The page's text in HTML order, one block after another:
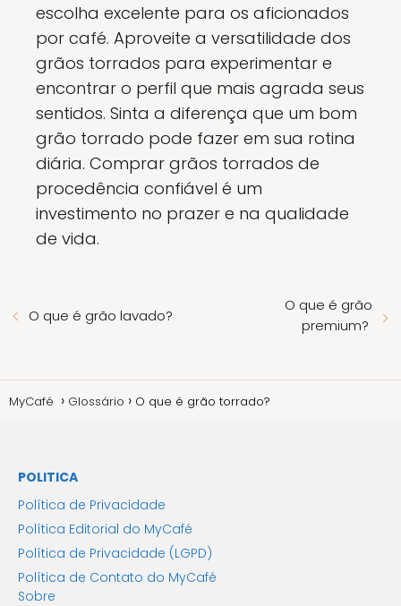
escolha excelente para os aficionados
por café. Aproveite a versatilidade dos
grãos torrados para experimentar e
encontrar o perfil que mais agrada seus
sentidos. Sinta a diferença que um bom
grão torrado pode fazer em sua rotina
diária. Comprar grãos torrados de
procedência confiável é um
investimento no prazer e na qualidade
de vida.
O que é grão lavado?
O que é grão
premium?
MyCafé Glossário O que é grão torrado?
POLITICA
Política de Privacidade
Política Editorial do MyCafé
Política de Privacidade (LGPD)
Política de Contato do MyCafé
Sobre